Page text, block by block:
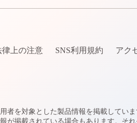
律上の注意 SNS利用規約
アク
者を対象とした製品情報を掲載してい
が掲載されている場合もあります。そ